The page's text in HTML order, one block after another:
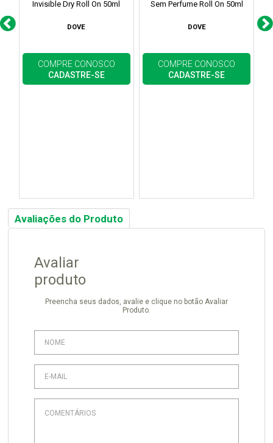
Invisible Dry Roll On 50ml
DOVE
COMPRE CONOSCO
CADASTRE-SE
Sem Perfume Roll On 50ml
DOVE
COMPRE CONOSCO
CADASTRE-SE
Avaliações do Produto
Avaliar
produto
Preencha seus dados, avalie e clique no botão Avaliar
Produto.